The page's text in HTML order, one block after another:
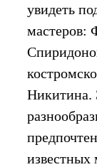
увидеть
мастеров:
Никитина.
известных